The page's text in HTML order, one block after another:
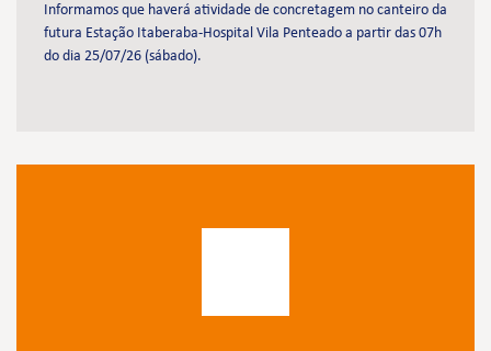
Informamos que haverá atividade de concretagem no canteiro da
futura Estação Itaberaba-Hospital Vila Penteado a partir das 07h
do dia 25/07/26 (sábado).